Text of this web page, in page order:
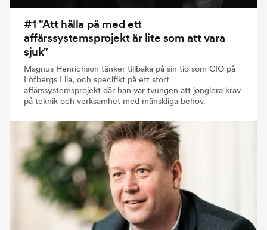
#1 "Att hålla på med ett
affärssystemsprojekt är lite som att vara
sjuk"
Magnus Henrichson tänker tillbaka på sin tid som CIO på
Löfbergs Lila, och specifikt på ett stort
affärssystemsprojekt där han var tvungen att jonglera krav
på teknik och verksamhet med mänskliga behov.